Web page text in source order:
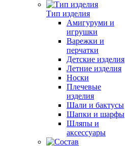
Тип изделия
Амигуруми и
игрушки
Варежки и
перчатки
Детские изделия
Летние изделия
Носки
Плечевые
изделия
Шали и бактусы
Шапки и шарфы
Шляпы и
аксессуары